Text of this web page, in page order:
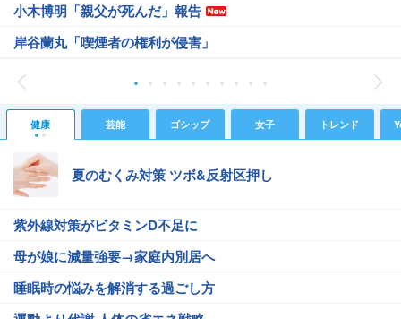
小木博明「親父が死んだ」報告
岸谷蘭丸「喫煙者の権利が侵害」
健康 芸能 ゴシップ 女子 トレンド
夏のむくみ対策 ツボ&反射区押し
紫外線対策がビタミンD不足に
母が娘に減量強要→家庭内別居へ
睡眠時の悩みを解消する過ごし方